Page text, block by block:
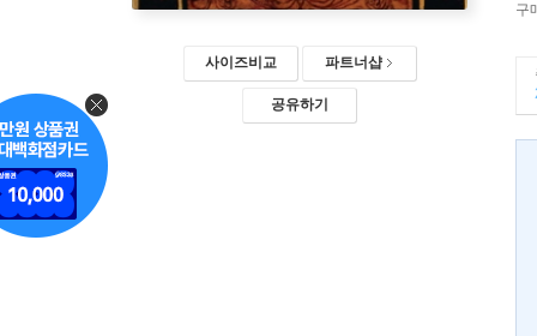
사이즈비교 파트너샵
공유하기
구